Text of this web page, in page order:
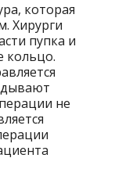
которая
Хирурги
пупка и
кольцо.
не